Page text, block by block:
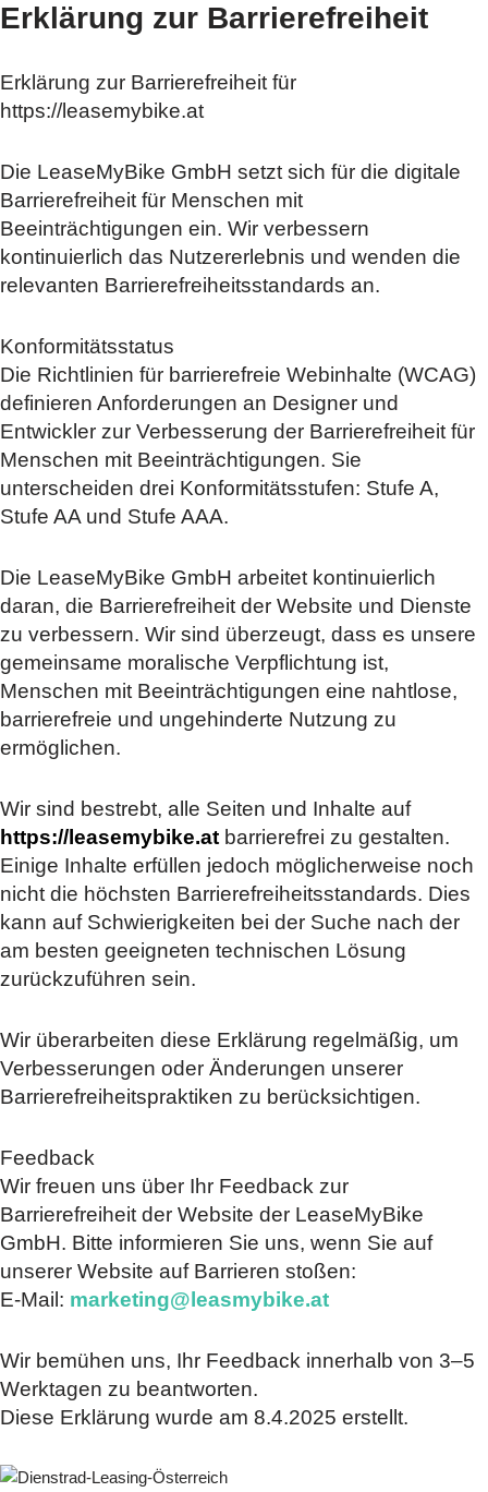
Erklärung zur Barrierefreiheit
Erklärung zur Barrierefreiheit für
https://leasemybike.at
Die LeaseMyBike GmbH setzt sich für die digitale
Barrierefreiheit für Menschen mit
Beeinträchtigungen ein. Wir verbessern
kontinuierlich das Nutzererlebnis und wenden die
relevanten Barrierefreiheitsstandards an.
Konformitätsstatus
Die Richtlinien für barrierefreie Webinhalte (WCAG)
definieren Anforderungen an Designer und
Entwickler zur Verbesserung der Barrierefreiheit für
Menschen mit Beeinträchtigungen. Sie
unterscheiden drei Konformitätsstufen: Stufe A,
Stufe AA und Stufe AAA.
Die LeaseMyBike GmbH arbeitet kontinuierlich
daran, die Barrierefreiheit der Website und Dienste
zu verbessern. Wir sind überzeugt, dass es unsere
gemeinsame moralische Verpflichtung ist,
Menschen mit Beeinträchtigungen eine nahtlose,
barrierefreie und ungehinderte Nutzung zu
ermöglichen.
Wir sind bestrebt, alle Seiten und Inhalte auf
https://leasemybike.at barrierefrei zu gestalten.
Einige Inhalte erfüllen jedoch möglicherweise noch
nicht die höchsten Barrierefreiheitsstandards. Dies
kann auf Schwierigkeiten bei der Suche nach der
am besten geeigneten technischen Lösung
zurückzuführen sein.
Wir überarbeiten diese Erklärung regelmäßig, um
Verbesserungen oder Änderungen unserer
Barrierefreiheitspraktiken zu berücksichtigen.
Feedback
Wir freuen uns über Ihr Feedback zur
Barrierefreiheit der Website der LeaseMyBike
GmbH. Bitte informieren Sie uns, wenn Sie auf
unserer Website auf Barrieren stoßen:
E-Mail: marketing@leasmybike.at
Wir bemühen uns, Ihr Feedback innerhalb von 3–5
Werktagen zu beantworten.
Diese Erklärung wurde am 8.4.2025 erstellt.